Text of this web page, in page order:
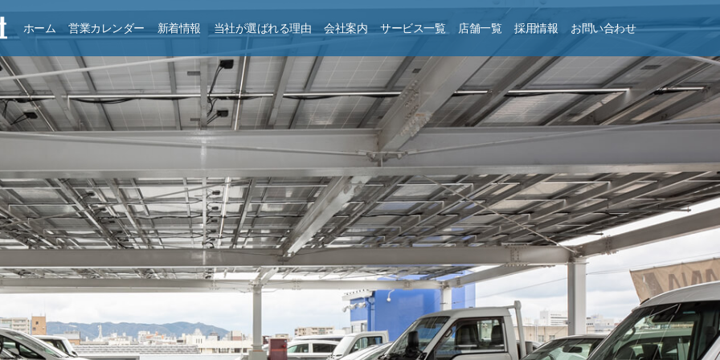
ホーム 営業カレンダー 新着情報 当社が選ばれる理由 会社案内 サービス一覧 店舗一覧 採用情報 お問い合わせ